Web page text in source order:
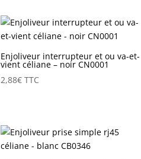
Enjoliveur interrupteur et ou va-et-
vient céliane – noir CN0001
2,88€ TTC